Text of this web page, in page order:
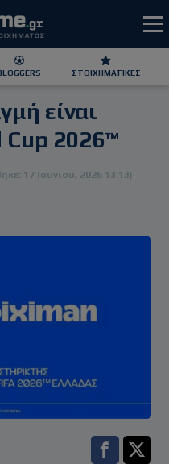
ΣΤΟΙΧΗΜΑΤΙΚΕΣ
είναι
2026™
17 Ιουνίου, 2026 13:13)
Facebook